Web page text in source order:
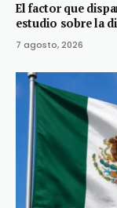
El factor que
estudio sobre la
7 agosto, 2026